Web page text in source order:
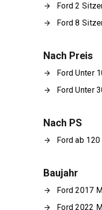
Ford 2
Ford 8
Nach Preis
Ford Unter
Ford Unter
Nach PS
Ford ab
Baujahr
Ford 2017
Ford 2022